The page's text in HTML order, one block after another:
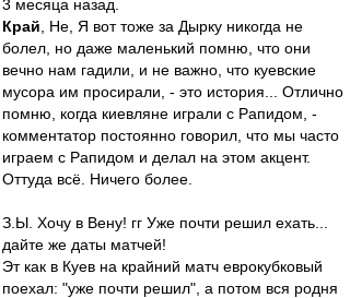
3 месяца назад.
Край , Не, Я вот тоже за Дырку никогда не
болел, но даже маленький помню, что они
вечно нам гадили, и не важно, что куевские
мусора им просирали, - это история... Отлично
помню, когда киевляне играли с Рапидом, -
комментатор постоянно говорил, что мы часто
играем с Рапидом и делал на этом акцент.
Оттуда всё. Ничего более.
З.Ы. Хочу в Вену! гг Уже почти решил ехать...
дайте же даты матчей!
Эт как в Куев на крайний матч еврокубковый
поехал: "уже почти решил", а потом вся родня